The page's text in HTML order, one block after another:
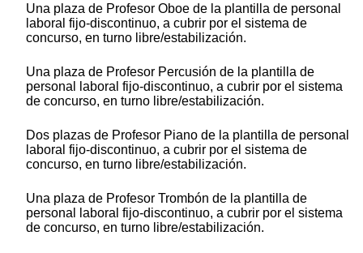
Una plaza de Profesor Oboe de la plantilla de personal
laboral fijo-discontinuo, a cubrir por el sistema de
concurso, en turno libre/estabilización.
Una plaza de Profesor Percusión de la plantilla de
personal laboral fijo-discontinuo, a cubrir por el sistema
de concurso, en turno libre/estabilización.
Dos plazas de Profesor Piano de la plantilla de personal
laboral fijo-discontinuo, a cubrir por el sistema de
concurso, en turno libre/estabilización.
Una plaza de Profesor Trombón de la plantilla de
personal laboral fijo-discontinuo, a cubrir por el sistema
de concurso, en turno libre/estabilización.